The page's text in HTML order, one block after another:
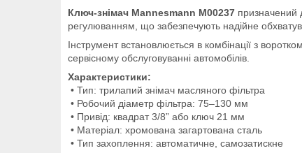
Ключ-знімач Mannesmann M00237 призначений
регулюванням, що забезпечують надійне
Інструмент встановлюється в комбінації з
сервісному обслуговуванні автомобілів.
Характеристики:
• Тип: трилапий знімач масляного фільтра
• Робочий діаметр фільтра: 75–130 мм
• Привід: квадрат 3/8” або ключ 21 мм
• Матеріал: хромована загартована сталь
• Тип захоплення: автоматичне, самозатискне